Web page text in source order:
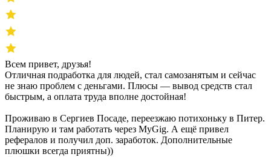
Всем привет, друзья!
Отличная подработка для людей, стал самозанятым и сейчас
не знаю проблем с деньгами. Плюсы — вывод средств стал
быстрым, а оплата труда вполне достойная!
Проживаю в Сергиев Посаде, переезжаю потихоньку в Питер.
Планирую и там работать через MyGig. А ещё привел
рефералов и получил доп. заработок. Дополнительные
плюшки всегда приятны))